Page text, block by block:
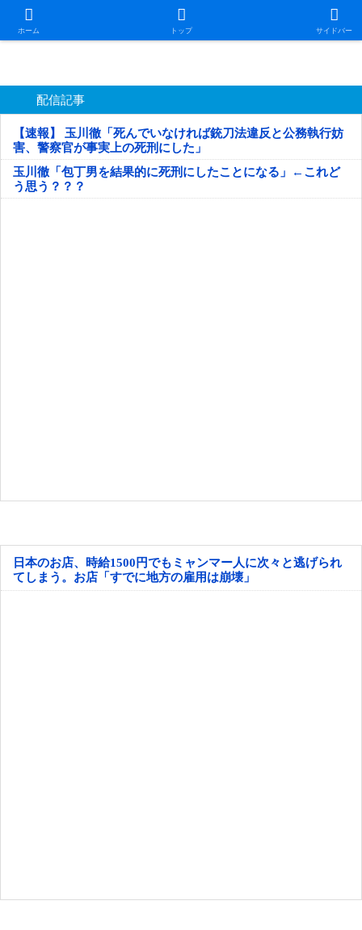
ホーム トップ サイドバー
日本第一！ニュース録
配信記事
【速報】 玉川徹「死んでいなければ銃刀法違反と公務執行妨
害、警察官が事実上の死刑にした」
玉川徹「包丁男を結果的に死刑にしたことになる」←これど
う思う？？？
日本のお店、時給1500円でもミャンマー人に次々と逃げられ
てしまう。お店「すでに地方の雇用は崩壊」